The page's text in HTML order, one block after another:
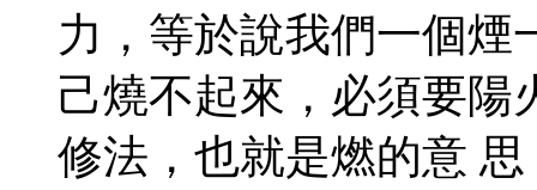
力，等於說我們一個煙
己燒不起來，必須要陽
修法，也就是燃的意